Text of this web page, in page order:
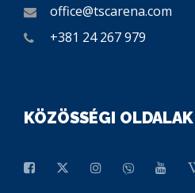
office@tscarena.com
+381 24 267 979
KÖZÖSSÉGI OLDALAK